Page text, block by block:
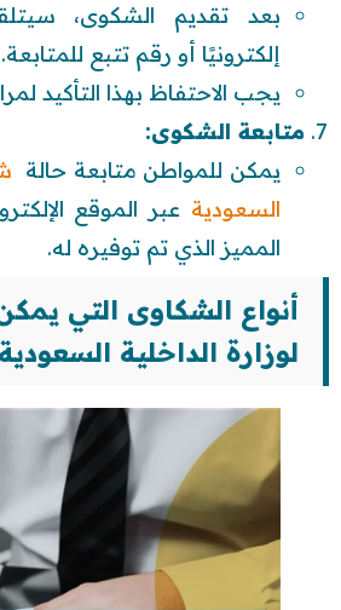
بعد تقديم الشكوى،
إلكترونيًا أو رقم تتبع للمتابعة.
يجب الاحتفاظ بهذا التأكيد
متابعة الشكوى:
يمكن للمواطن متابعة حالة
السعودية عبر الموقع
المميز الذي تم توفيره له.
أنواع الشكاوى التي
لوزارة الداخلية السعودية